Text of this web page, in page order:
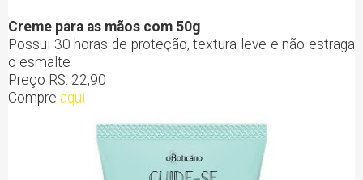
Creme para as mãos com 50g
Possui 30 horas de proteção, textura leve e não estraga
o esmalte
Preço R$: 22,90
Compre aqui